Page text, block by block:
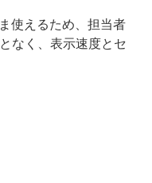
使えるため、担当者
なく、表示速度とセ